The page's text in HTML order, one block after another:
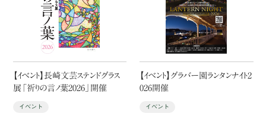
【イベント】長崎文芸ステンドグラス
展「祈りの言ノ葉2026」開催
イベント
【イベント】グラバー園ランタンナイト2
026開催
イベント